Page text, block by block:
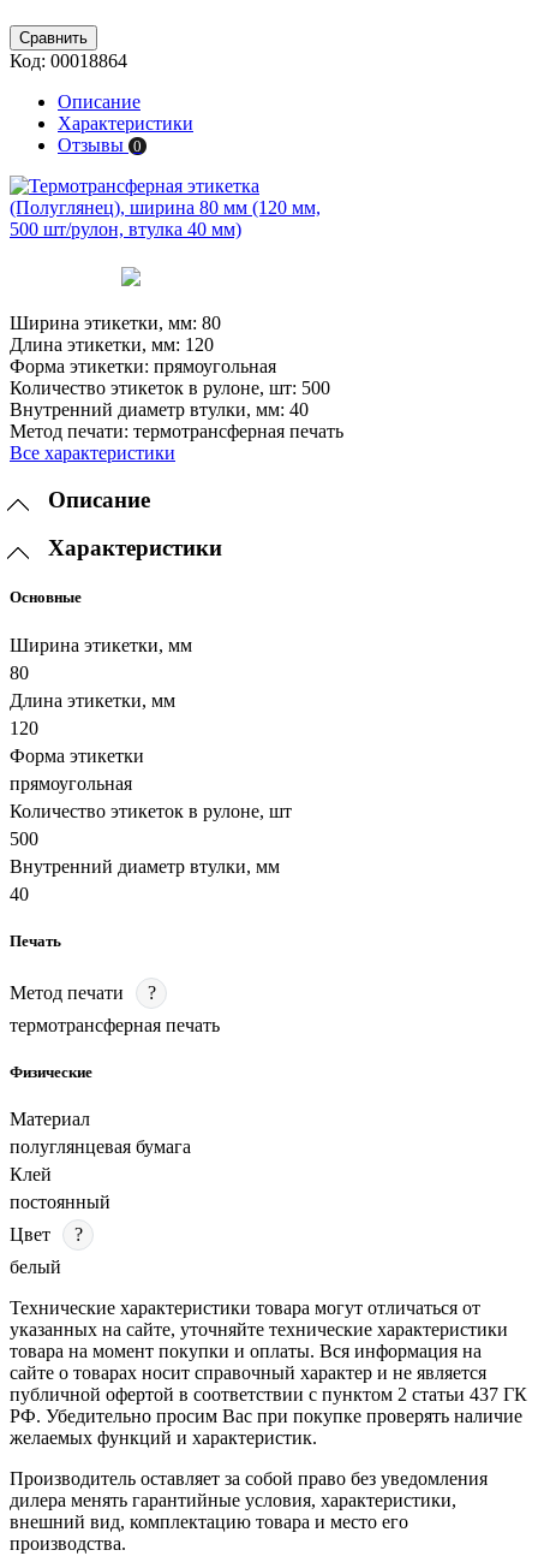
Сравнить
Код: 00018864
Описание
Характеристики
Отзывы 0
Ширина этикетки, мм: 80
Длина этикетки, мм: 120
Форма этикетки: прямоугольная
Количество этикеток в рулоне, шт: 500
Внутренний диаметр втулки, мм: 40
Метод печати: термотрансферная печать
Все характеристики
Описание
Характеристики
Основные
Ширина этикетки, мм
80
Длина этикетки, мм
120
Форма этикетки
прямоугольная
Количество этикеток в рулоне, шт
500
Внутренний диаметр втулки, мм
40
Печать
Метод печати
?
термотрансферная печать
Физические
Материал
полуглянцевая бумага
Клей
постоянный
Цвет
?
белый
Технические характеристики товара могут отличаться от
указанных на сайте, уточняйте технические характеристики
товара на момент покупки и оплаты. Вся информация на
сайте о товарах носит справочный характер и не является
публичной офертой в соответствии с пунктом 2 статьи 437 ГК
РФ. Убедительно просим Вас при покупке проверять наличие
желаемых функций и характеристик.
Производитель оставляет за собой право без уведомления
дилера менять гарантийные условия, характеристики,
внешний вид, комплектацию товара и место его
производства.